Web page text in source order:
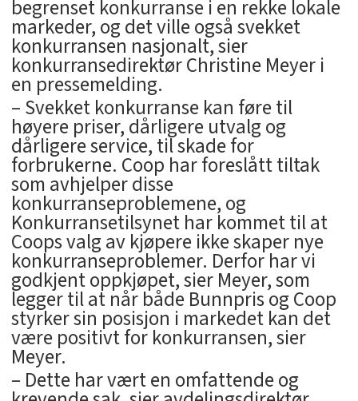
begrenset konkurranse i en rekke lokale
markeder, og det ville også svekket
konkurransen nasjonalt, sier
konkurransedirektør Christine Meyer i
en pressemelding.
– Svekket konkurranse kan føre til
høyere priser, dårligere utvalg og
dårligere service, til skade for
forbrukerne. Coop har foreslått tiltak
som avhjelper disse
konkurranseproblemene, og
Konkurransetilsynet har kommet til at
Coops valg av kjøpere ikke skaper nye
konkurranseproblemer. Derfor har vi
godkjent oppkjøpet, sier Meyer, som
legger til at når både Bunnpris og Coop
styrker sin posisjon i markedet kan det
være positivt for konkurransen, sier
Meyer.
– Dette har vært en omfattende og